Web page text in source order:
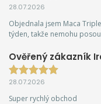
28.07.2026
Objednala jsem Maca
týden, takže nemohu
Ověřený zákazník
28.07.2026
Super rychlý obchod